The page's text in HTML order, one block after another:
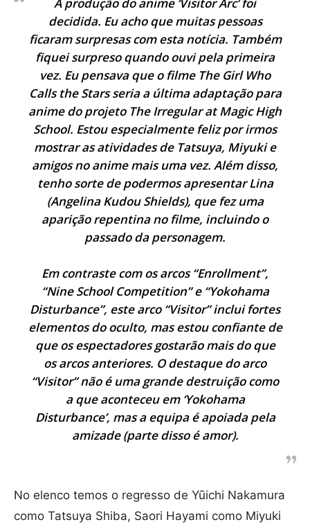
A produção do anime ‘Visitor Arc’ foi
decidida. Eu acho que muitas pessoas
ficaram surpresas com esta notícia. Também
fiquei surpreso quando ouvi pela primeira
vez. Eu pensava que o filme The Girl Who
Calls the Stars seria a última adaptação para
anime do projeto The Irregular at Magic High
School. Estou especialmente feliz por irmos
mostrar as atividades de Tatsuya, Miyuki e
amigos no anime mais uma vez. Além disso,
tenho sorte de podermos apresentar Lina
(Angelina Kudou Shields), que fez uma
aparição repentina no filme, incluindo o
passado da personagem.
Em contraste com os arcos “Enrollment”,
“Nine School Competition” e “Yokohama
Disturbance”, este arco “Visitor” inclui fortes
elementos do oculto, mas estou confiante de
que os espectadores gostarão mais do que
os arcos anteriores. O destaque do arco
“Visitor” não é uma grande destruição como
a que aconteceu em ‘Yokohama
Disturbance’, mas a equipa é apoiada pela
amizade (parte disso é amor).
No elenco temos o regresso de Yūichi Nakamura
como Tatsuya Shiba, Saori Hayami como Miyuki